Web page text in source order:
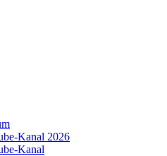
Kanal 2026
Kanal